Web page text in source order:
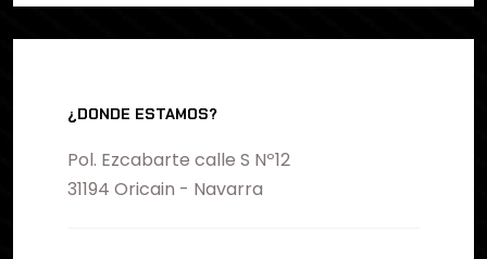
¿DONDE ESTAMOS?
Pol. Ezcabarte calle S Nº12
31194 Oricain - Navarra